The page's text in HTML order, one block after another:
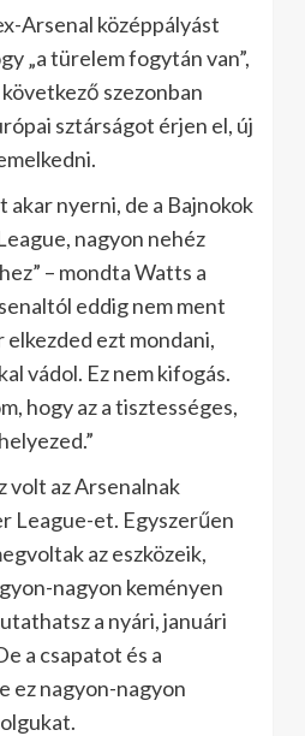
Arsenal középpályást
„a türelem fogytán van”,
következő szezonban
sztárságot érjen el, új
nyerni, de a Bajnokok
nagyon nehéz
– mondta Watts a
eddig nem ment
elkezded ezt mondani,
vádol. Ez nem kifogás.
hogy az a tisztességes,
volt az Arsenalnak
League-et. Egyszerűen
az eszközeik,
nagyon keményen
a nyári, januári
a csapatot és a
ez nagyon-nagyon